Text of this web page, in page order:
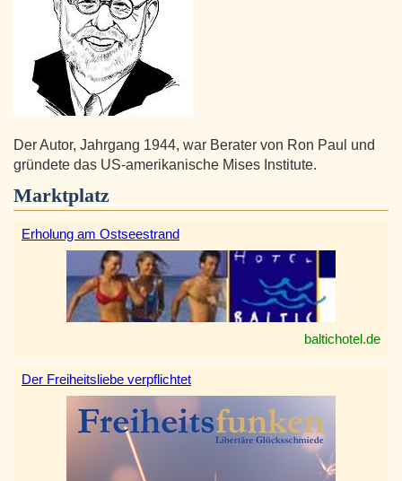
Der Autor, Jahrgang 1944, war Berater von Ron Paul und
gründete das US-amerikanische Mises Institute.
Marktplatz
Erholung am Ostseestrand
baltichotel.de
Der Freiheitsliebe verpflichtet